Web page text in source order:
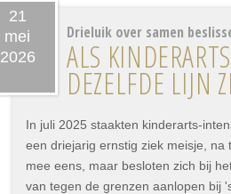
21
mei
2026
Drieluik over samen
ALS
DEZELFDE LIJN
In juli 2025 staakten kinderarts-
een driejarig ernstig ziek meisje,
mee eens, maar besloten zich bij
van tegen de grenzen aanlopen bij